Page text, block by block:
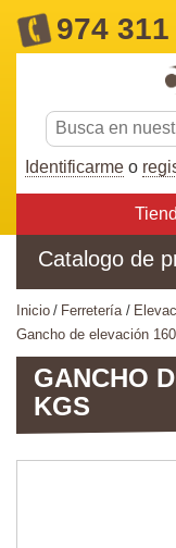
974
Identificarme o
Catalogo de
inicio ferretería
gancho de elevación
GANCHO
KGS